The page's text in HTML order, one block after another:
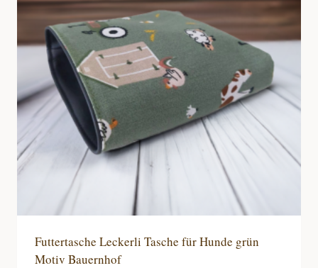
Futtertasche Leckerli Tasche für Hunde grün
Motiv Bauernhof